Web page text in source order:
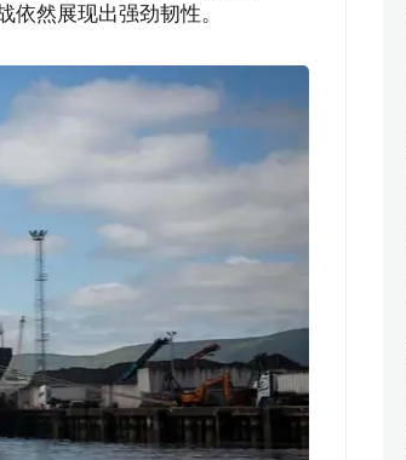
然展现出强劲韧性。